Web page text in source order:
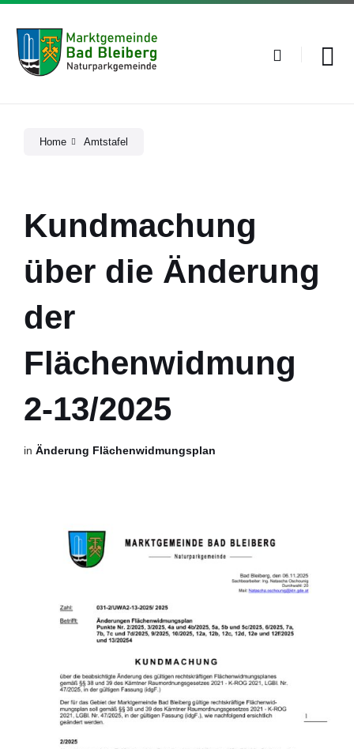
Skip
content
Skip
main
navigation
Skip
footer
Home Amtstafel
Kundmachung
über die Änderung
der
Flächenwidmung
2-13/2025
in Änderung Flächenwidmungsplan